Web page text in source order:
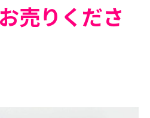
売りくださ